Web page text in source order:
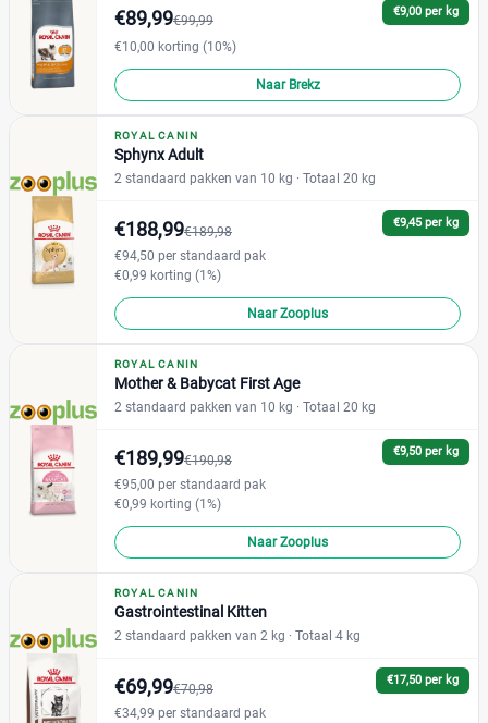
Maine Coon (0)
Noorse Boskat
Pers (2)
(0)
Voedingsbehoefte kat
Blaasgruis (0)
Drachtig en zogend
Gastro
Gesteriliseerd (2)
Gewrichten
Gezond gewicht
+12 meer
Smaak kattenvoer
Eend
€9,00 per kg
€89,99€99,99
€10,00 korting (10%)
Naar Brekz
ROYAL CANIN
Sphynx Adult
2 standaard pakken van 10 kg · Totaal 20 kg
€9,45 per kg
€188,99€189,98
€94,50 per standaard pak
€0,99 korting (1%)
Naar Zooplus
ROYAL CANIN
Mother & Babycat First Age
2 standaard pakken van 10 kg · Totaal 20 kg
€9,50 per kg
€189,99€190,98
€95,00 per standaard pak
€0,99 korting (1%)
Naar Zooplus
ROYAL CANIN
Gastrointestinal Kitten
2 standaard pakken van 2 kg · Totaal 4 kg
€17,50 per kg
€69,99€70,98
€34,99 per standaard pak